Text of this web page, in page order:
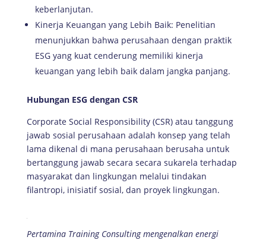
keberlanjutan.
Kinerja Keuangan yang Lebih Baik: Penelitian
menunjukkan bahwa perusahaan dengan praktik
ESG yang kuat cenderung memiliki kinerja
keuangan yang lebih baik dalam jangka panjang.
Hubungan ESG dengan CSR
Corporate Social Responsibility (CSR) atau tanggung
jawab sosial perusahaan adalah konsep yang telah
lama dikenal di mana perusahaan berusaha untuk
bertanggung jawab secara secara sukarela terhadap
masyarakat dan lingkungan melalui tindakan
filantropi, inisiatif sosial, dan proyek lingkungan.
Pertamina Training Consulting mengenalkan energi